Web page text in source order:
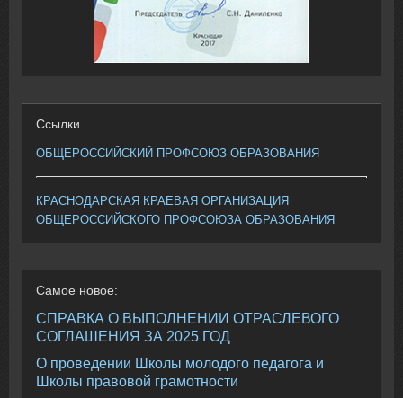
Ссылки
ОБЩЕРОССИЙСКИЙ ПРОФСОЮЗ ОБРАЗОВАНИЯ
КРАСНОДАРСКАЯ КРАЕВАЯ ОРГАНИЗАЦИЯ
ОБЩЕРОССИЙСКОГО ПРОФСОЮЗА ОБРАЗОВАНИЯ
Самое новое:
СПРАВКА О ВЫПОЛНЕНИИ ОТРАСЛЕВОГО
СОГЛАШЕНИЯ ЗА 2025 ГОД
О проведении Школы молодого педагога и
Школы правовой грамотности